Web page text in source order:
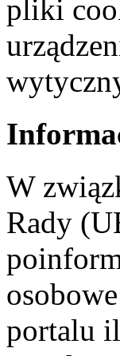
pliki
W
Rady
portalu